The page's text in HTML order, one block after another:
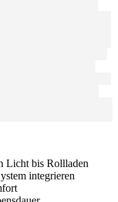
Licht bis Rollladen
integrieren